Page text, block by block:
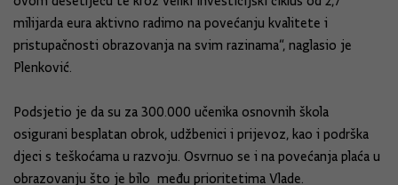
milijarda eura aktivno radimo na povećanju kvalitete i
pristupačnosti obrazovanja na svim razinama“, naglasio je
Plenković.
Podsjetio je da su za 300.000 učenika osnovnih škola
osigurani besplatan obrok, udžbenici i prijevoz, kao i podrška
djeci s teškoćama u razvoju. Osvrnuo se i na povećanja plaća u
obrazovanju što je bilo među prioritetima Vlade.